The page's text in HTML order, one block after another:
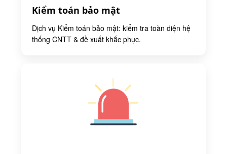
Kiểm toán bảo mật
Dịch vụ Kiểm toán bảo mật: kiểm tra toàn diện hệ
thống CNTT & đề xuất khắc phục.